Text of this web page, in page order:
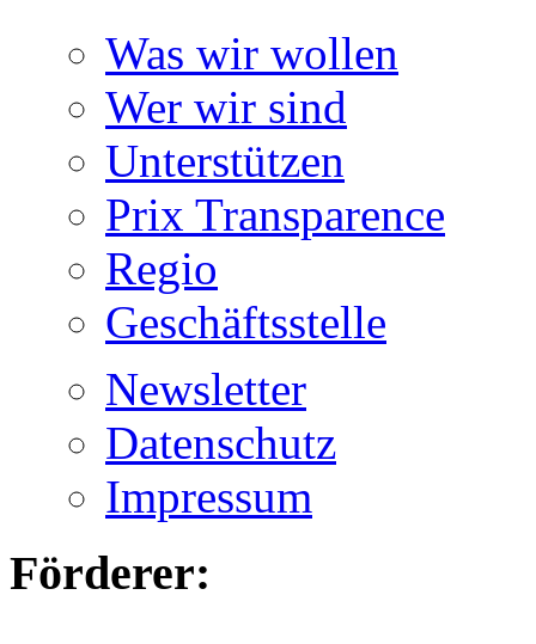
Was wir wollen
Wer wir sind
Unterstützen
Prix Transparence
Regio
Geschäftsstelle
Newsletter
Datenschutz
Impressum
Förderer: